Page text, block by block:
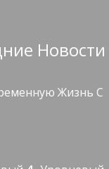
Новости
Жизнь С